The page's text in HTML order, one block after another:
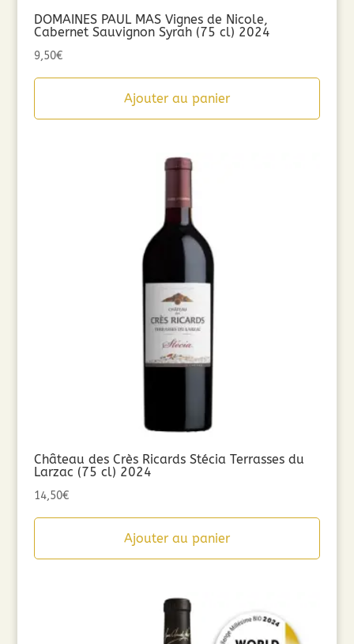
DOMAINES PAUL MAS Vignes de Nicole,
Cabernet Sauvignon Syrah (75 cl) 2024
9,50€
Ajouter au panier
Château des Crès Ricards Stécia Terrasses du
Larzac (75 cl) 2024
14,50€
Ajouter au panier